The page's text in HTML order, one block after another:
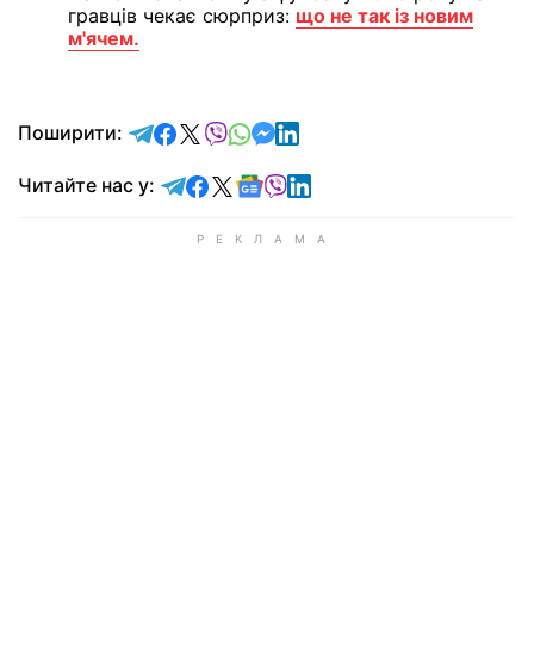
гравців чекає сюрприз: що не так із новим
м'ячем.
Поширити: відправити у Telegram
поділитись у Facebook
поділитись у X
відправити у Viber
відправити у Whatsapp
відправити у Messenger
відправити у LinkedIn
Читайте нас у: Читайте у Telegram
Читайте у Facebook
Читайте у X
Читайте у Google news
Читайте у Viber
Читайте у LinkedIn